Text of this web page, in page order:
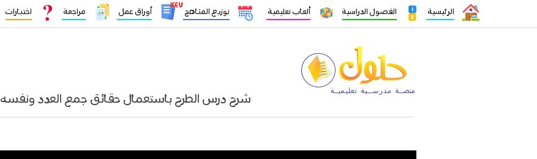
الرئيسية الفصول الدراسية ألعاب تعليمية توزيع المناهج
١٤٤٧
أوراق عمل مراجعة اختبارات
شرح درس الطرح باستعمال حقائق جمع العدد ونفسه